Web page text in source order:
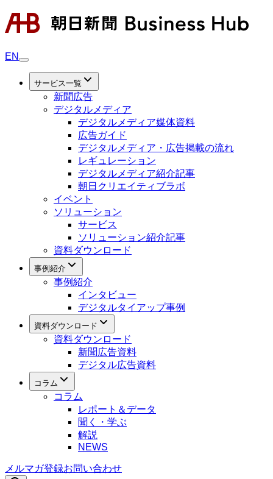
EN
サービス一覧
新聞広告
デジタルメディア
デジタルメディア媒体資料
広告ガイド
デジタルメディア・広告掲載の流れ
レギュレーション
デジタルメディア紹介記事
朝日クリエイティブラボ
イベント
ソリューション
サービス
ソリューション紹介記事
資料ダウンロード
事例紹介
事例紹介
インタビュー
デジタルタイアップ事例
資料ダウンロード
資料ダウンロード
新聞広告資料
デジタル広告資料
コラム
コラム
レポート＆データ
聞く・学ぶ
解説
NEWS
メルマガ登録お問い合わせ